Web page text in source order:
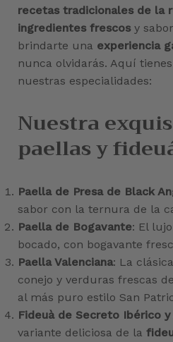
recetas tradicionales de la
ingredientes frescos y
brindarte una experiencia
nunca olvidarás. Aquí
nuestras especialidades:
Nuestra
paellas y
Paella de Presa de Black
sabor con la ternura de la
Paella de Bogavante: El
bocado, con bogavante
Paella Valenciana: La
conejo y verduras frescas
al más puro estilo San
Fideuà de Secreto Ibérico
variante deliciosa de la